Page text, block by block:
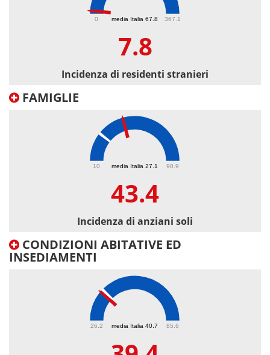
media Italia 67.8
0 367.1
7.8
Incidenza di residenti stranieri
FAMIGLIE
media Italia 27.1
10 90.9
43.4
Incidenza di anziani soli
CONDIZIONI ABITATIVE ED
INSEDIAMENTI
media Italia 40.7
26.2 85.6